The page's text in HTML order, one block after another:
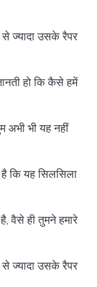
ज्यादा उसके रैपर
हो कि कैसे हमें
अभी भी यह नहीं
कि यह सिलसिला
वैसे ही तुमने हमारे
ज्यादा उसके रैपर